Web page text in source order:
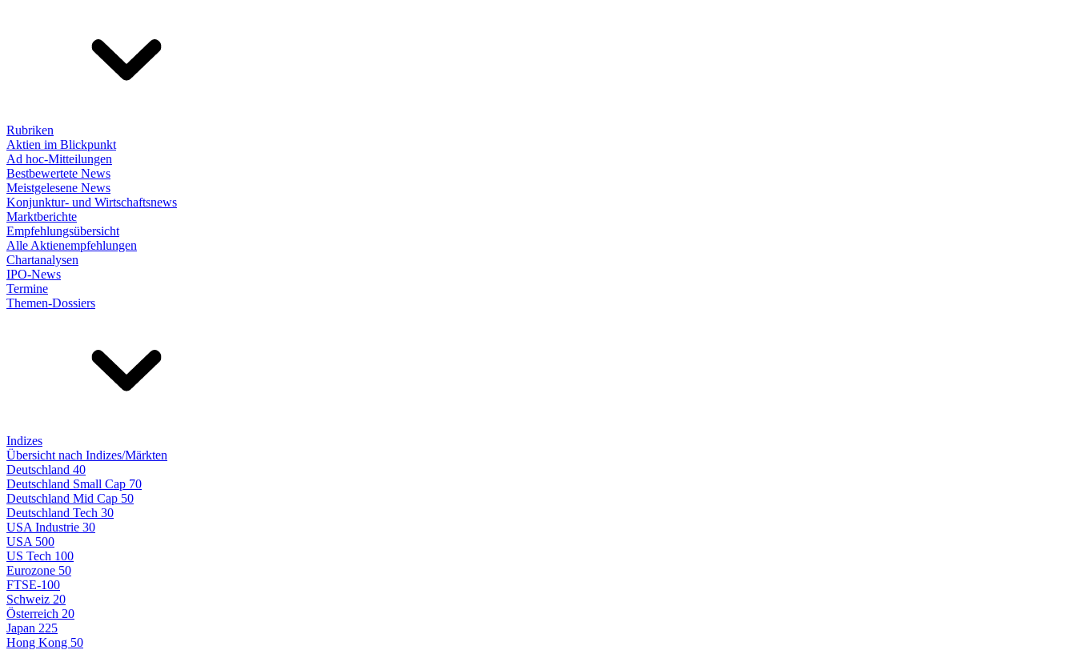
Rubriken
Aktien im Blickpunkt
Ad hoc-Mitteilungen
Bestbewertete News
Meistgelesene News
Konjunktur- und Wirtschaftsnews
Marktberichte
Empfehlungsübersicht
Alle Aktienempfehlungen
Chartanalysen
IPO-News
Termine
Themen-Dossiers
Indizes
Übersicht nach Indizes/Märkten
Deutschland 40
Deutschland Small Cap 70
Deutschland Mid Cap 50
Deutschland Tech 30
USA Industrie 30
USA 500
US Tech 100
Eurozone 50
FTSE-100
Schweiz 20
Österreich 20
Japan 225
Hong Kong 50